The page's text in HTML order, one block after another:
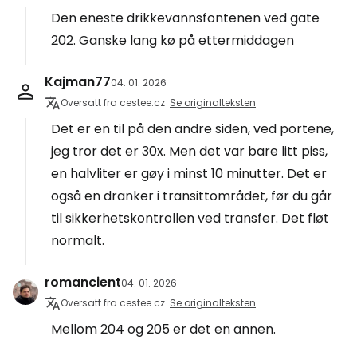
Den eneste drikkevannsfontenen ved gate
202. Ganske lang kø på ettermiddagen
Kajman7704. 01. 2026
Oversatt fra cestee.cz Se originalteksten
Det er en til på den andre siden, ved portene,
jeg tror det er 30x. Men det var bare litt piss,
en halvliter er gøy i minst 10 minutter. Det er
også en dranker i transittområdet, før du går
til sikkerhetskontrollen ved transfer. Det fløt
normalt.
romancient04. 01. 2026
Oversatt fra cestee.cz Se originalteksten
Mellom 204 og 205 er det en annen.